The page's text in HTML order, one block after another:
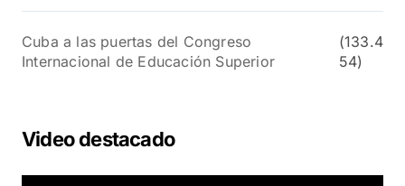
Cuba a las puertas del Congreso
Internacional de Educación Superior
(133.4
54)
Video destacado